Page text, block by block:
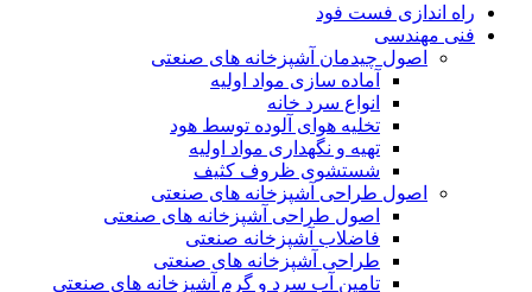
راه اندازی فست فود
فنی مهندسی
اصول چیدمان آشپزخانه های صنعتی
آماده سازی مواد اولیه
انواع سرد خانه
تخلیه هوای آلوده توسط هود
تهیه و نگهداری مواد اولیه
شستشوی ظروف کثیف
اصول طراحی آشپزخانه های صنعتی
اصول طراحی آشپزخانه های صنعتی
فاضلاب آشپزخانه صنعتی
طراحی آشپزخانه های صنعتی
تامین آب سرد و گرم آشپزخانه های صنعتی